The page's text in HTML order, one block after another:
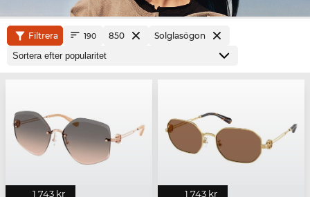
Filtrera 190 850 Solglasögon
1 743 kr 1 743 kr